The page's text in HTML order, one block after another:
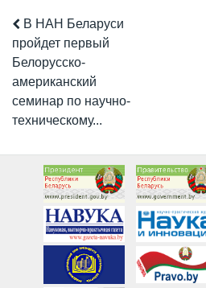
В НАН Беларуси
пройдет первый
Белорусско-
американский
семинар по научно-
техническому...